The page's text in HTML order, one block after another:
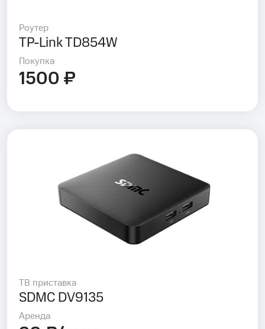
Роутер
TP-Link TD854W
Покупка
1500 ₽
ТВ приставка
SDMC DV9135
Аренда